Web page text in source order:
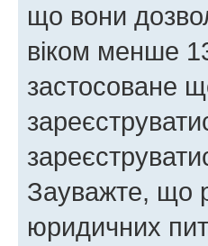
що вони
віком менше
застосоване
Зауважте, що
юридичних